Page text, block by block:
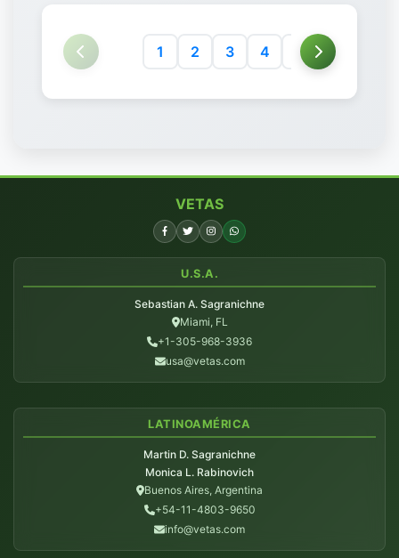
1 2 3 4 5 6
VETAS
U.S.A.
Sebastian A. Sagranichne
Miami, FL
+1-305-968-3936
usa@vetas.com
LATINOAMÉRICA
Martin D. Sagranichne
Monica L. Rabinovich
Buenos Aires, Argentina
+54-11-4803-9650
info@vetas.com